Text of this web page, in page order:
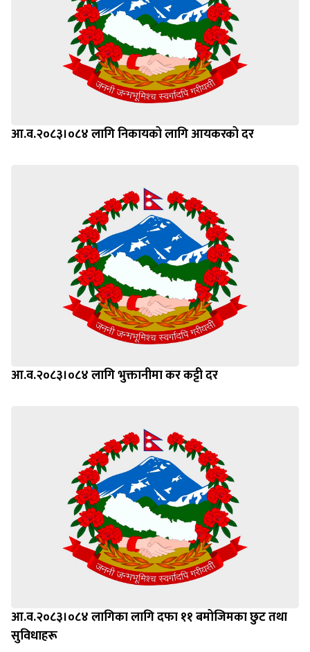
आ.व.२०८३।०८४ लागि निकायको लागि आयकरको दर
आ.व.२०८३।०८४ लागि भुक्तानीमा कर कट्टी दर
आ.व.२०८३।०८४ लागिका लागि दफा ११ बमोजिमका छुट तथा
सुविधाहरू